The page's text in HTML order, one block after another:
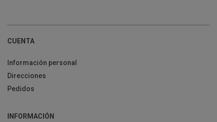
CUENTA
Información personal
Direcciones
Pedidos
INFORMACIÓN